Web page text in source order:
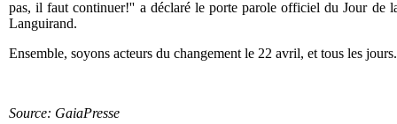
pas, il faut continuer!'' a déclaré le porte parole officiel du Jour de
Languirand.
Ensemble, soyons acteurs du changement le 22 avril, et tous les jours.
Source: GaiaPresse